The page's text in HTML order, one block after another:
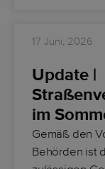
17 Juni, 2026
Update |
im
Gemäß den
Behörden ist